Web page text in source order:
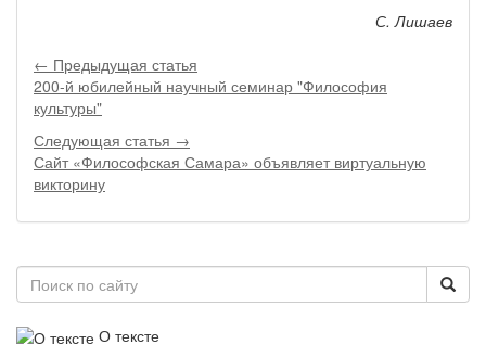
С. Лишаев
← Предыдущая статья
200-й юбилейный научный семинар "Философия
культуры"
Следующая статья →
Сайт «Философская Самара» объявляет виртуальную
викторину
О тексте